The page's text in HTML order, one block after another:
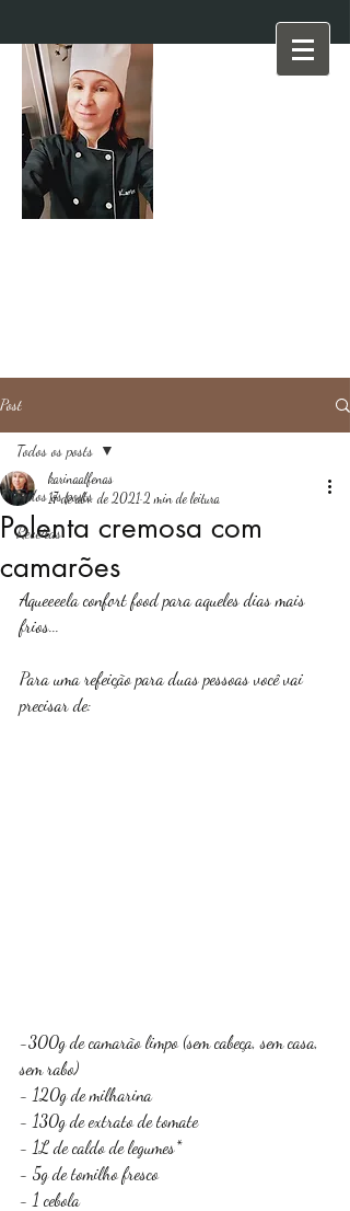
Post
Todos os posts
Receitas
Todos os posts
Polenta cremosa com
camarões
karinaalfenas
17 de abr. de 2021 2 min de leitura
Aqueeeela confort food para aqueles dias mais
frios...
Para uma refeição para duas pessoas você vai
precisar de:
-300g de camarão limpo (sem cabeça, sem casa,
sem rabo)
- 120g de milharina
- 130g de extrato de tomate
- 1L de caldo de legumes*
- 5g de tomilho fresco
- 1 cebola